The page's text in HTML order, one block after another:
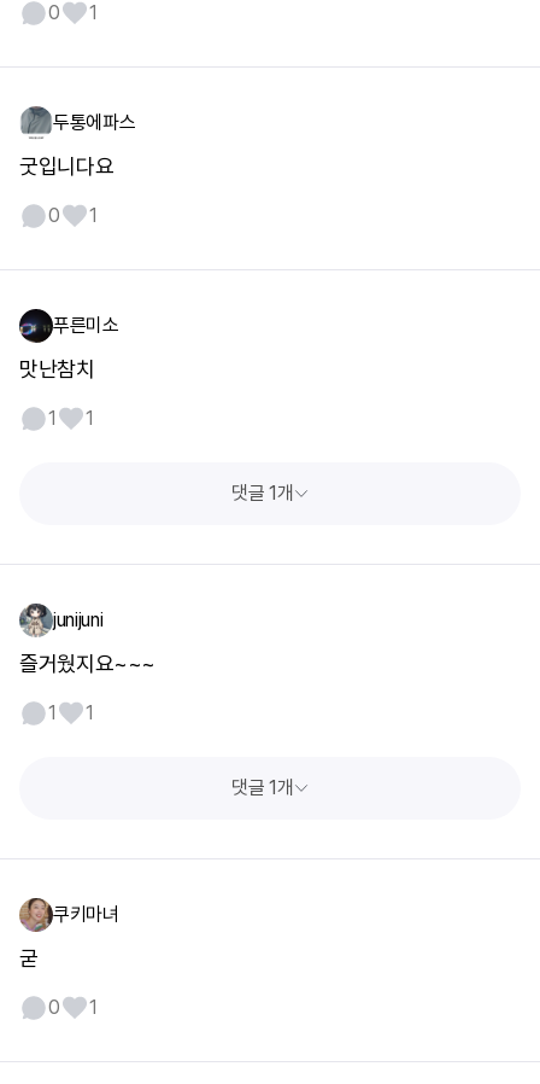
0 1
두통에파스
굿입니다요
0 1
푸른미소
맛난참치
1 1
댓글 1개
junijuni
즐거웠지요~~~
1 1
댓글 1개
쿠키마녀
굳
0 1